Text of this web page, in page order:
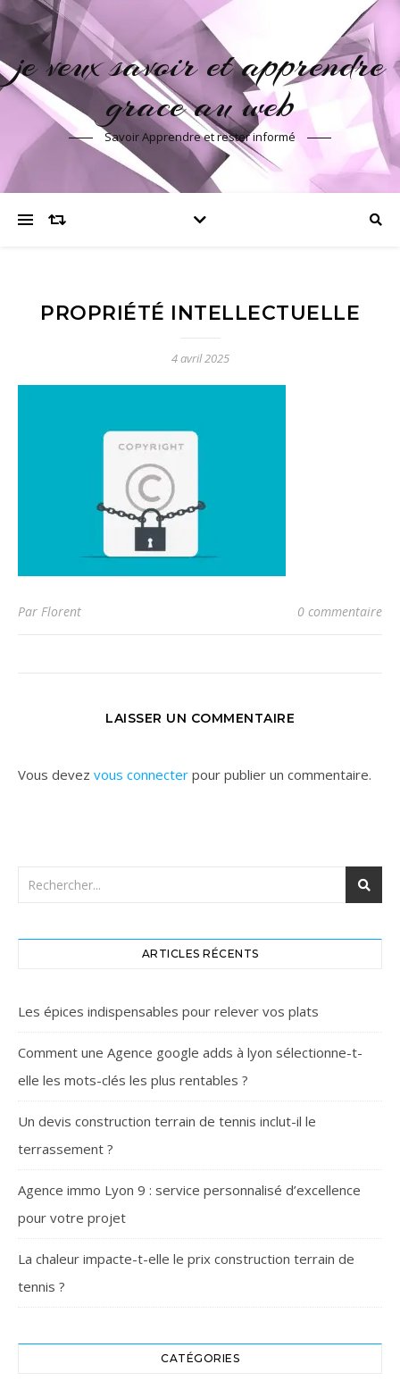
je veux savoir et apprendre
grace au web
Savoir Apprendre et rester informé
PROPRIÉTÉ INTELLECTUELLE
4 avril 2025
Par Florent 0 commentaire
LAISSER UN COMMENTAIRE
Vous devez vous connecter pour publier un commentaire.
ARTICLES RÉCENTS
Les épices indispensables pour relever vos plats
Comment une Agence google adds à lyon sélectionne-t-
elle les mots-clés les plus rentables ?
Un devis construction terrain de tennis inclut-il le
terrassement ?
Agence immo Lyon 9 : service personnalisé d’excellence
pour votre projet
La chaleur impacte-t-elle le prix construction terrain de
tennis ?
CATÉGORIES